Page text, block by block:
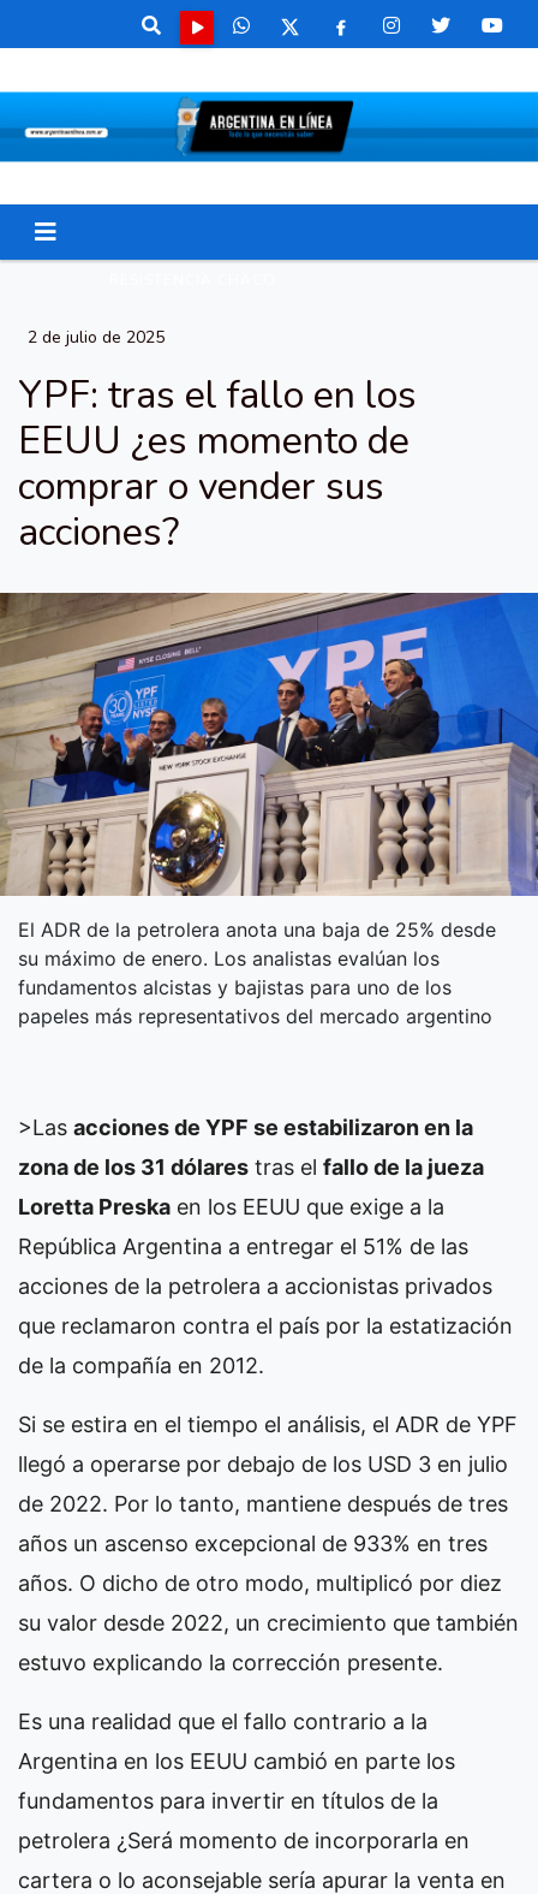
2 de julio de 2025
YPF: tras el fallo en los
EEUU ¿es momento de
comprar o vender sus
acciones?
El ADR de la petrolera anota una baja de 25% desde
su máximo de enero. Los analistas evalúan los
fundamentos alcistas y bajistas para uno de los
papeles más representativos del mercado argentino
>Las acciones de YPF se estabilizaron en la
zona de los 31 dólares tras el fallo de la jueza
Loretta Preska en los EEUU que exige a la
República Argentina a entregar el 51% de las
acciones de la petrolera a accionistas privados
que reclamaron contra el país por la estatización
de la compañía en 2012.
Si se estira en el tiempo el análisis, el ADR de YPF
llegó a operarse por debajo de los USD 3 en julio
de 2022. Por lo tanto, mantiene después de tres
años un ascenso excepcional de 933% en tres
años. O dicho de otro modo, multiplicó por diez
su valor desde 2022, un crecimiento que también
estuvo explicando la corrección presente.
Es una realidad que el fallo contrario a la
Argentina en los EEUU cambió en parte los
fundamentos para invertir en títulos de la
petrolera ¿Será momento de incorporarla en
cartera o lo aconsejable sería apurar la venta en